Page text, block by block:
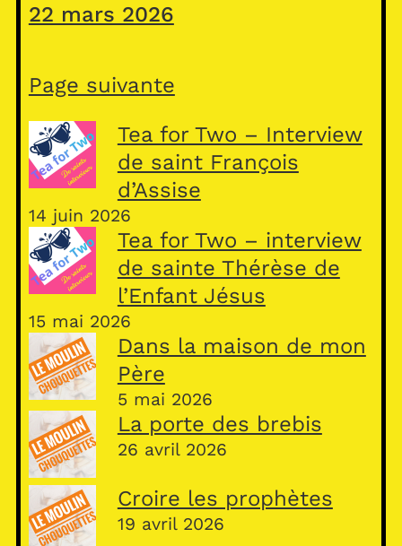
22 mars 2026
Page suivante
Tea for Two – Interview
de saint François
d’Assise
14 juin 2026
Tea for Two – interview
de sainte Thérèse de
l’Enfant Jésus
15 mai 2026
Dans la maison de mon
Père
5 mai 2026
La porte des brebis
26 avril 2026
Croire les prophètes
19 avril 2026